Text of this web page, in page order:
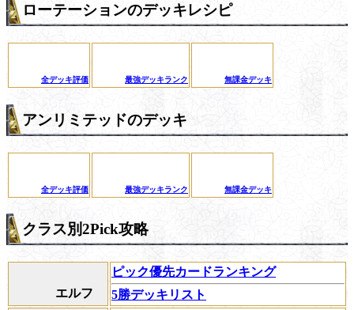
ローテーションのデッキレシピ
全デッキ評価 最強デッキランク 無課金デッキ
アンリミテッドのデッキ
全デッキ評価 最強デッキランク 無課金デッキ
クラス別2Pick攻略
エルフ
ピック優先カードランキング
5勝デッキリスト